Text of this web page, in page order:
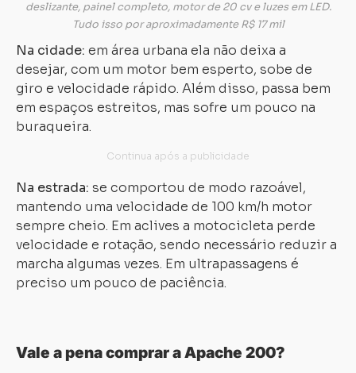
deslizante, painel completo, motor de 20 cv e luzes em LED.
Tudo isso por aproximadamente R$ 17 mil
Na cidade: em área urbana ela não deixa a
desejar, com um motor bem esperto, sobe de
giro e velocidade rápido. Além disso, passa bem
em espaços estreitos, mas sofre um pouco na
buraqueira.
Na estrada: se comportou de modo razoável,
mantendo uma velocidade de 100 km/h motor
sempre cheio. Em aclives a motocicleta perde
velocidade e rotação, sendo necessário reduzir a
marcha algumas vezes. Em ultrapassagens é
preciso um pouco de paciência.
Vale a pena comprar a Apache 200?
Carregando...
Carregando...